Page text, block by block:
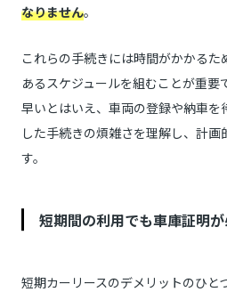
なりません。
これらの手続きには時間がかかる
あるスケジュールを組むことが重要
早いとはいえ、車両の登録や納車を
した手続きの煩雑さを理解し、計
す。
短期間の利用でも車庫証明
短期カーリースのデメリットのひと